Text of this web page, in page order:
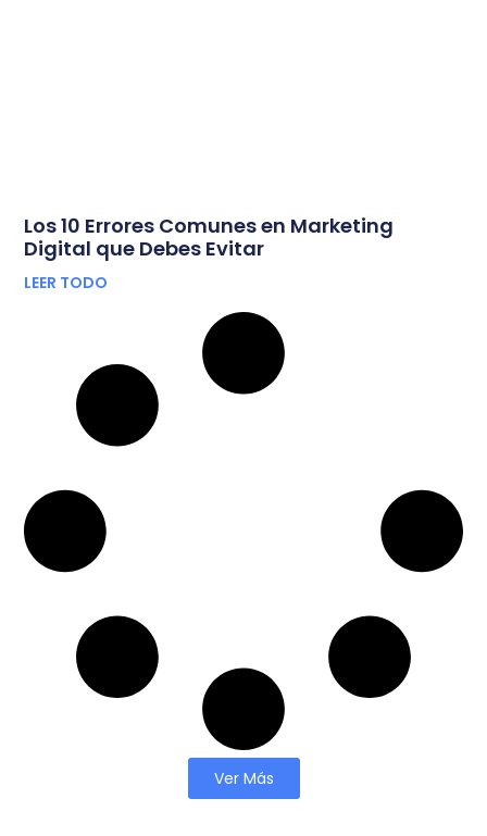
Los 10 Errores Comunes en Marketing
Digital que Debes Evitar
LEER TODO
Ver Más